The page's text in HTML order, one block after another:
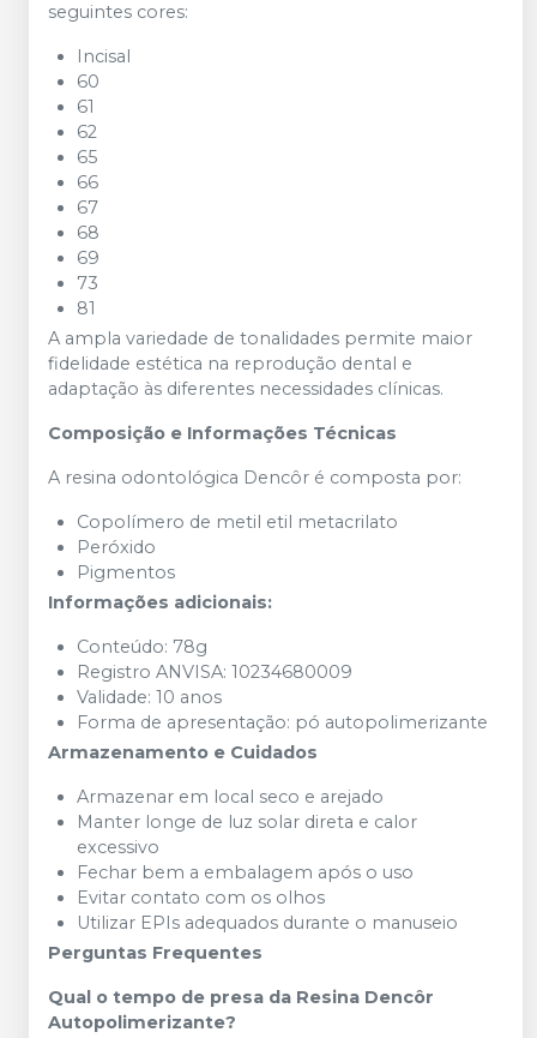
seguintes cores:
Incisal
60
61
62
65
66
67
68
69
73
81
A ampla variedade de tonalidades permite maior
fidelidade estética na reprodução dental e
adaptação às diferentes necessidades clínicas.
Composição e Informações Técnicas
A resina odontológica Dencôr é composta por:
Copolímero de metil etil metacrilato
Peróxido
Pigmentos
Informações adicionais:
Conteúdo: 78g
Registro ANVISA: 10234680009
Validade: 10 anos
Forma de apresentação: pó autopolimerizante
Armazenamento e Cuidados
Armazenar em local seco e arejado
Manter longe de luz solar direta e calor
excessivo
Fechar bem a embalagem após o uso
Evitar contato com os olhos
Utilizar EPIs adequados durante o manuseio
Perguntas Frequentes
Qual o tempo de presa da Resina Dencôr
Autopolimerizante?